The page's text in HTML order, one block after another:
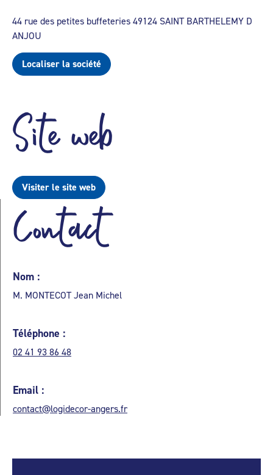
44 rue des petites buffeteries 49124 SAINT BARTHELEMY D
ANJOU
Localiser la société
Site web
Visiter le site web
Contact
Nom :
M. MONTECOT Jean Michel
Téléphone :
02 41 93 86 48
Email :
contact@logidecor-angers.fr